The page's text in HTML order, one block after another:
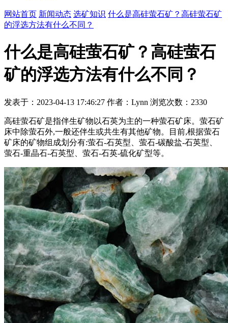
网站首页 新闻动态 选矿知识 什么是高硅萤石矿？高硅萤石矿
的浮选方法有什么不同？
什么是高硅萤石矿？高硅萤石
矿的浮选方法有什么不同？
发表于：2023-04-13 17:46:27 作者：Lynn 浏览次数：2330
高硅萤石矿是指伴生矿物以石英为主的一种萤石矿床。萤石矿
床中除萤石外,一般还伴生或共生有其他矿物。目前,根据萤石
矿床的矿物组成划分有:萤石-石英型、萤石-碳酸盐-石英型、
萤石-重晶石-石英型、萤石-石英-硫化矿型等。